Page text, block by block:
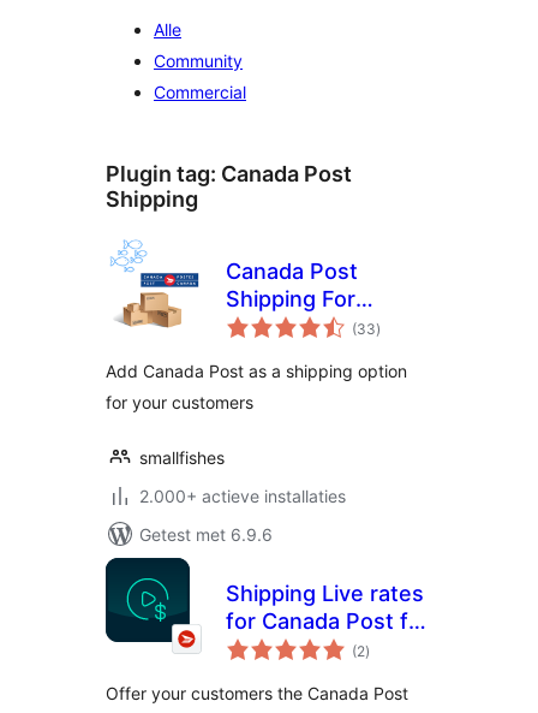
Alle
Community
Commercial
Plugin tag: Canada Post
Shipping
Canada Post
Shipping For
WooCommerce
(33totaal
waarderingen
)
Add Canada Post as a shipping option
for your customers
smallfishes
2.000+ actieve installaties
Getest met 6.9.6
Shipping Live rates
for Canada Post for
WooCommerce
(2totaal
waarderingen
)
Offer your customers the Canada Post